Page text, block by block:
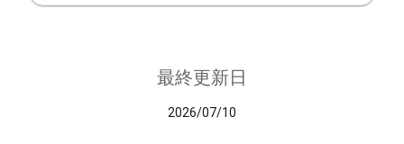
最終更新日
2026/07/10